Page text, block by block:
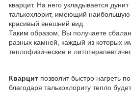
кварцит. На него укладывается
талькохлорит, имеющий наибольшую
красивый внешний вид.
Таким образом, Вы получаете
разных камней, каждый из которых
теплофизические и
Кварцит позволит быстро нагреть
благодаря талькохлориту тепло